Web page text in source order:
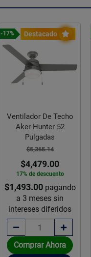
Destacado
-17%
Ventilador De Techo
Aker Hunter 52
Pulgadas
$5,365.14
$4,479.00
17% de descuento
$1,493.00pagando
a 3 meses sin
intereses diferidos
Comprar Ahora